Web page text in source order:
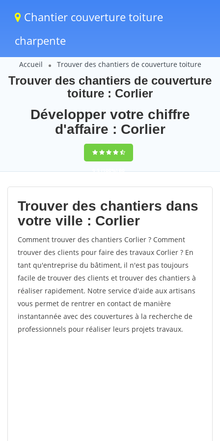
Chantier couverture toiture
charpente
Accueil Trouver des chantiers de couverture toiture
Trouver des chantiers de couverture
toiture : Corlier
Développer votre chiffre
d'affaire : Corlier
9,5(100%)60
votes
Trouver des chantiers dans
votre ville : Corlier
Comment trouver des chantiers Corlier ? Comment
trouver des clients pour faire des travaux Corlier ? En
tant qu'entreprise du bâtiment, il n'est pas toujours
facile de trouver des clients et trouver des chantiers à
réaliser rapidement. Notre service d'aide aux artisans
vous permet de rentrer en contact de manière
instantannée avec des couvertures à la recherche de
professionnels pour réaliser leurs projets travaux.